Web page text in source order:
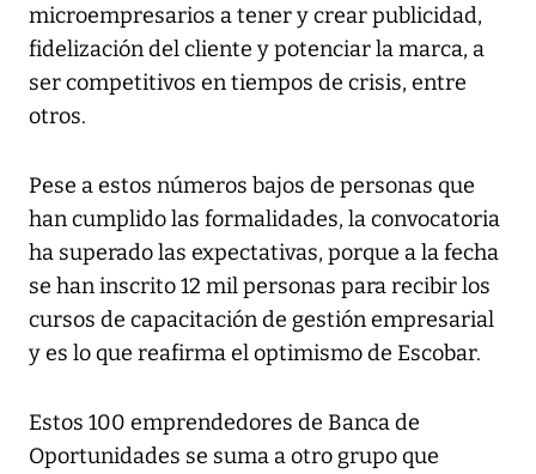
microempresarios a tener y crear publicidad,
fidelización del cliente y potenciar la marca, a
ser competitivos en tiempos de crisis, entre
otros.
Pese a estos números bajos de personas que
han cumplido las formalidades, la convocatoria
ha superado las expectativas, porque a la fecha
se han inscrito 12 mil personas para recibir los
cursos de capacitación de gestión empresarial
y es lo que reafirma el optimismo de Escobar.
Estos 100 emprendedores de Banca de
Oportunidades se suma a otro grupo que